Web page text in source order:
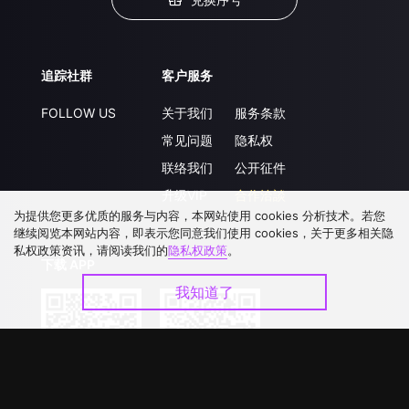
追踪社群
FOLLOW US
客户服务
关于我们
常见问题
联络我们
升级VIP
服务条款
隐私权
公开征件
合作洽談
为提供您更多优质的服务与内容，本网站使用 cookies 分析技术。若您
继续阅览本网站内容，即表示您同意我们使用 cookies，关于更多相关隐
私权政策资讯，请阅读我们的隐私权政策。
我知道了